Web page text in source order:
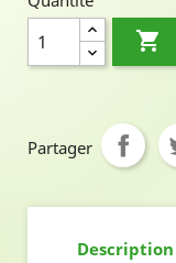

Partager
Description